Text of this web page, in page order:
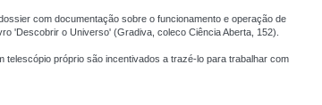
com documentação sobre o funcionamento e operação de
'Descobrir o Universo' (Gradiva, coleco Ciência Aberta, 152).
telescópio próprio são incentivados a trazé-lo para trabalhar com